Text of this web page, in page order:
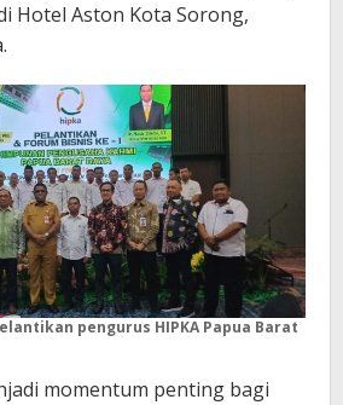
Hotel Aston Kota Sorong,
pengurus HIPKA Papua Barat
momentum penting bagi